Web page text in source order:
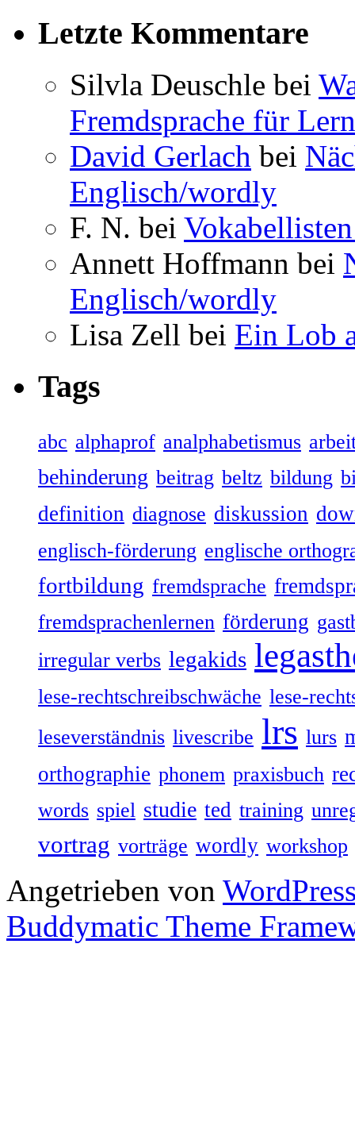
Letzte Kommentare
Silvla Deuschle bei
Fremdsprache für
David Gerlach bei
Englisch/wordly
F. N. bei
Annett Hoffmann bei
Englisch/wordly
Lisa Zell bei Ein Lob
Tags
abc alphaprof analphabetismus
behinderung beitrag beltz bildung
definition diagnose diskussion
englisch-förderung englische
fortbildung fremdsprache
fremdsprachenlernen förderung
irregular verbs legakids
lese-rechtschreibschwäche lese-
leseverständnis livescribe lrs lurs
orthographie phonem praxisbuch
words spiel studie ted training
vortrag vorträge wordly workshop
Angetrieben von
Buddymatic Theme